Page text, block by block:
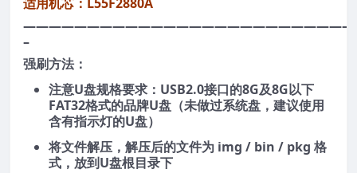
–
强刷方法：
注意U盘规格要求：USB2.0接口的8G及8G以下
FAT32格式的品牌U盘（未做过系统盘，建议使用
含有指示灯的U盘）
将文件解压，解压后的文件为 img / bin / pkg 格
式，放到U盘根目录下